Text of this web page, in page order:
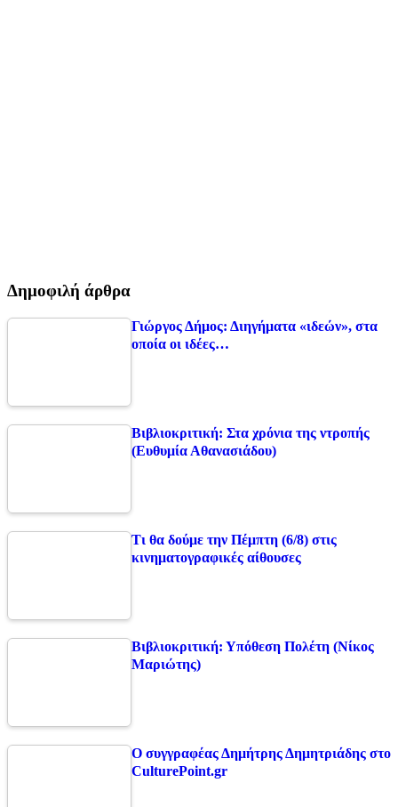
Δημοφιλή άρθρα
Γιώργος Δήμος: Διηγήματα «ιδεών», στα
οποία οι ιδέες…
Βιβλιοκριτική: Στα χρόνια της ντροπής
(Ευθυμία Αθανασιάδου)
Τι θα δούμε την Πέμπτη (6/8) στις
κινηματογραφικές αίθουσες
Βιβλιοκριτική: Υπόθεση Πολέτη (Νίκος
Μαριώτης)
Ο συγγραφέας Δημήτρης Δημητριάδης στο
CulturePoint.gr